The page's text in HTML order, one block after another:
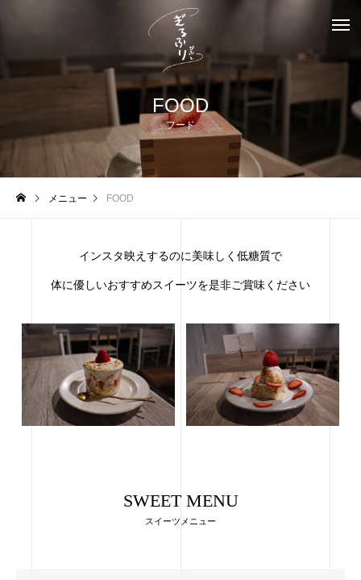
FOOD
フード
メニュー FOOD
インスタ映えするのに美味しく低糖質で
体に優しいおすすめスイーツを是非ご賞味ください
SWEET MENU
スイーツメニュー